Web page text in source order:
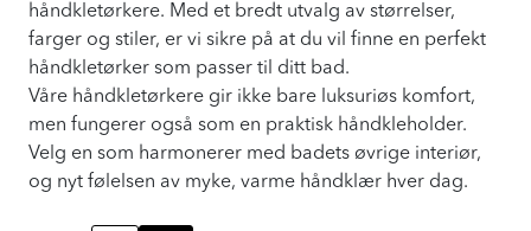
håndkletørkere. Med et bredt utvalg av størrelser,
farger og stiler, er vi sikre på at du vil finne en perfekt
håndkletørker som passer til ditt bad.
Våre håndkletørkere gir ikke bare luksuriøs komfort,
men fungerer også som en praktisk håndkleholder.
Velg en som harmonerer med badets øvrige interiør,
og nyt følelsen av myke, varme håndklær hver dag.
Lenker
Butikker
Proff